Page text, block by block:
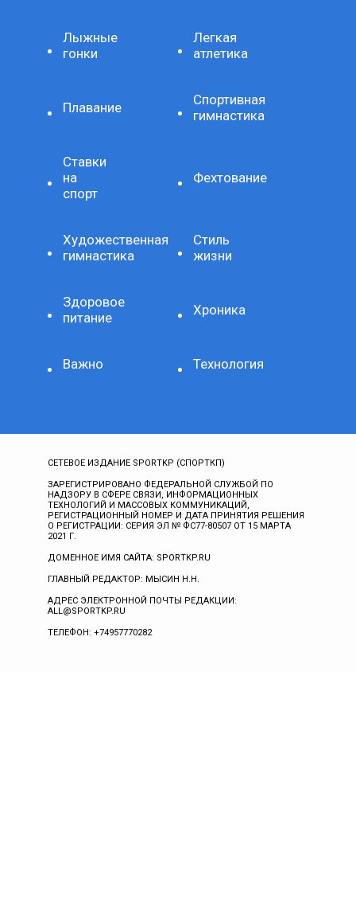
Лыжные
гонки
Легкая
атлетика
Плавание
Спортивная
гимнастика
Ставки
на
спорт
Фехтование
Художественная
гимнастика
Стиль
жизни
Здоровое
питание
Хроника
Важно Технология
СЕТЕВОЕ ИЗДАНИЕ SPORTKP (СПОРТКП)
ЗАРЕГИСТРИРОВАНО ФЕДЕРАЛЬНОЙ СЛУЖБОЙ ПО
НАДЗОРУ В СФЕРЕ СВЯЗИ, ИНФОРМАЦИОННЫХ
ТЕХНОЛОГИЙ И МАССОВЫХ КОММУНИКАЦИЙ,
РЕГИСТРАЦИОННЫЙ НОМЕР И ДАТА ПРИНЯТИЯ РЕШЕНИЯ
О РЕГИСТРАЦИИ: СЕРИЯ ЭЛ № ФС77-80507 ОТ 15 МАРТА
2021 Г.
ДОМЕННОЕ ИМЯ САЙТА: SPORTKP.RU
ГЛАВНЫЙ РЕДАКТОР: МЫСИН Н.Н.
АДРЕС ЭЛЕКТРОННОЙ ПОЧТЫ РЕДАКЦИИ:
ALL@SPORTKP.RU
ТЕЛЕФОН: +74957770282